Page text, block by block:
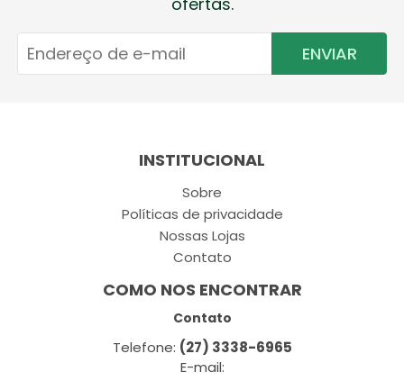
ENVIAR
INSTITUCIONAL
Sobre
Políticas de privacidade
Nossas Lojas
Contato
COMO NOS ENCONTRAR
Contato
Telefone: (27) 3338-6965
E-mail: